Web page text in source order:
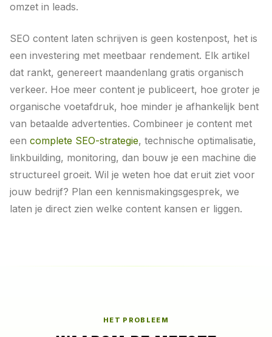
omzet in leads.
SEO content laten schrijven is geen kostenpost, het is
een investering met meetbaar rendement. Elk artikel
dat rankt, genereert maandenlang gratis organisch
verkeer. Hoe meer content je publiceert, hoe groter je
organische voetafdruk, hoe minder je afhankelijk bent
van betaalde advertenties. Combineer je content met
een complete SEO-strategie, technische optimalisatie,
linkbuilding, monitoring, dan bouw je een machine die
structureel groeit. Wil je weten hoe dat eruit ziet voor
jouw bedrijf? Plan een kennismakingsgesprek, we
laten je direct zien welke content kansen er liggen.
HET PROBLEEM